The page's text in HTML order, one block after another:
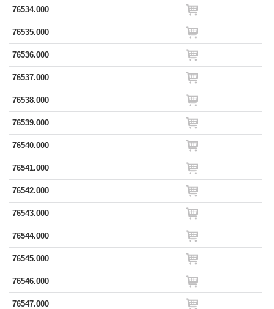
76534.000
76535.000
76536.000
76537.000
76538.000
76539.000
76540.000
76541.000
76542.000
76543.000
76544.000
76545.000
76546.000
76547.000